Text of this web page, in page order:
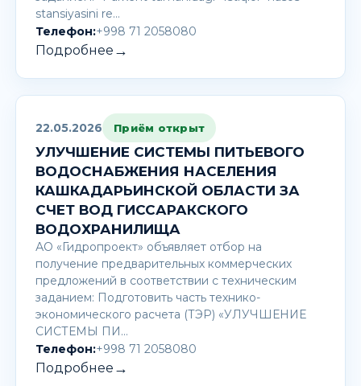
stansiyasini re…
Телефон:+998 71 2058080
Подробнее →
22.05.2026 Приём открыт
УЛУЧШЕНИЕ СИСТЕМЫ ПИТЬЕВОГО
ВОДОСНАБЖЕНИЯ НАСЕЛЕНИЯ
КАШКАДАРЬИНСКОЙ ОБЛАСТИ ЗА
СЧЕТ ВОД ГИССАРАКСКОГО
ВОДОХРАНИЛИЩА
АО «Гидропроект» объявляет отбор на
получение предварительных коммерческих
предложений в соответствии с техническим
заданием: Подготовить часть технико-
экономического расчета (ТЭР) «УЛУЧШЕНИЕ
СИСТЕМЫ ПИ…
Телефон:+998 71 2058080
Подробнее →